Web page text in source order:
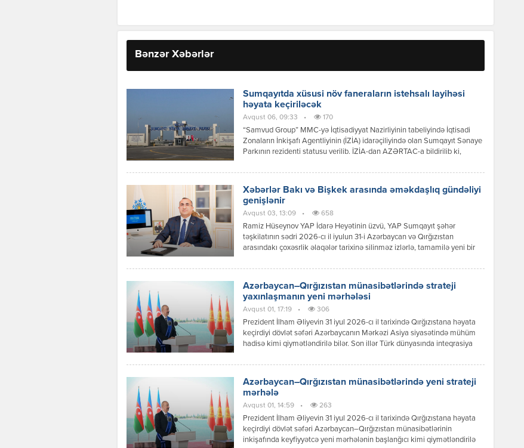
Bənzər Xəbərlər
Sumqayıtda xüsusi növ faneraların istehsalı layihəsi
həyata keçiriləcək
Avqust 06, 09:33 • 170
“Samvud Group” MMC-yə İqtisadiyyat Nazirliyinin tabeliyində İqtisadi
Zonaların İnkişafı Agentliyinin (İZİA) idarəçiliyində olan Sumqayıt Sənaye
Parkının rezidenti statusu verilib. İZİA-dan AZƏRTAC-a bildirilib ki,
layihəsi çərçivəsində 100-dən çox iş yerinin yaradılması nəzərdə tutulur.
Xəbərlər Bakı və Bişkek arasında əməkdaşlıq gündəliyi
genişlənir
Avqust 03, 13:09 • 658
Ramiz Hüseynov YAP İdarə Heyətinin üzvü, YAP Sumqayıt şəhər
təşkilatının sədri 2026-cı il iyulun 31-i Azərbaycan və Qırğızıstan
arasındakı çoxəsrlik əlaqələr tarixinə silinməz izlərlə, tamamilə yeni bir
Azərbaycan Respublikasının Prezidenti İlham Əliyevin Qırğız
qaydalarının icrası deyildi; bu, ortaq köklərə, […]
Azərbaycan–Qırğızıstan münasibətlərində strateji
yaxınlaşmanın yeni mərhələsi
Avqust 01, 17:19 • 306
Prezident İlham Əliyevin 31 iyul 2026-cı il tarixində Qırğızıstana həyata
keçirdiyi dövlət səfəri Azərbaycanın Mərkəzi Asiya siyasətində mühüm
hadisə kimi qiymətləndirilə bilər. Son illər Türk dünyasında inteqrasiya
münasibətlər də yeni məzmun qazanır. Dövlət başçılarının görüşü zamanı
dialoqu […]
Azərbaycan–Qırğızıstan münasibətlərində yeni strateji
mərhələ
Avqust 01, 14:59 • 263
Prezident İlham Əliyevin 31 iyul 2026-cı il tarixində Qırğızıstana həyata
keçirdiyi dövlət səfəri Azərbaycan–Qırğızıstan münasibətlərinin
inkişafında keyfiyyətcə yeni mərhələnin başlanğıcı kimi qiymətləndirilə